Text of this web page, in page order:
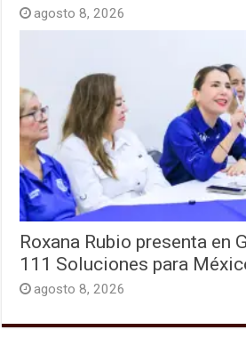
agosto 8, 2026
Roxana Rubio presenta en
111 Soluciones para
agosto 8, 2026